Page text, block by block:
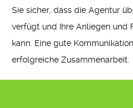
Sie sicher, dass die Agentur
verfügt und Ihre Anliegen und
kann. Eine gute
erfolgreiche Zusammenarbeit.